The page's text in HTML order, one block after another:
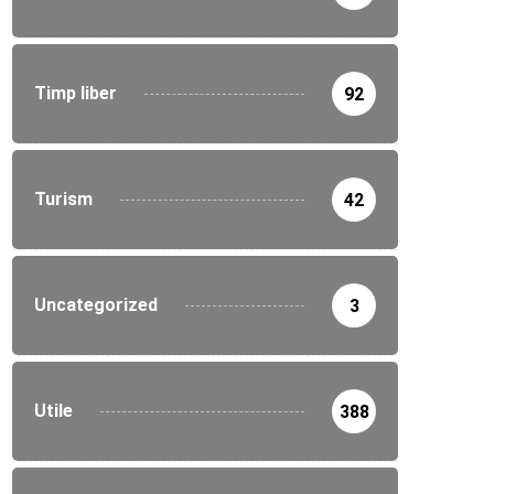
Timp liber 92
Turism 42
Uncategorized 3
Utile 388